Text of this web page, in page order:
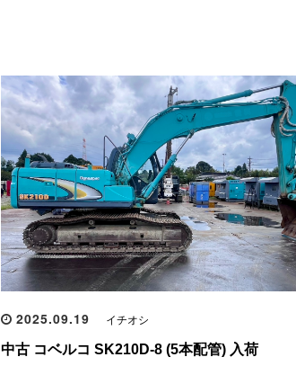
2025.09.19 イチオシ
中古 コベルコ SK210D-8 (5本配管) 入荷